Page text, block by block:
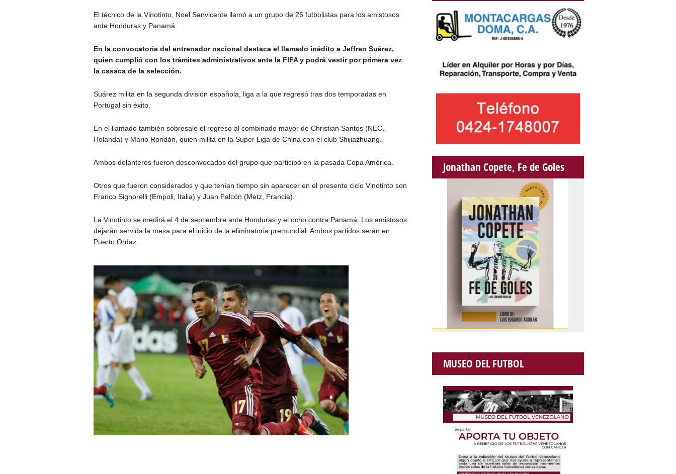
El técnico de la Vinotinto, Noel Sanvicente llamó a un grupo de 26 futbolistas para los amistosos
ante Honduras y Panamá.
En la convocatoria del entrenador nacional destaca el llamado inédito a Jeffren Suárez,
quien cumplió con los trámites administrativos ante la FIFA y podrá vestir por primera vez
la casaca de la selección.
Suárez milita en la segunda división española, liga a la que regresó tras dos temporadas en
Portugal sin éxito.
En el llamado también sobresale el regreso al combinado mayor de Christian Santos (NEC,
Holanda) y Mario Rondón, quien milita en la Super Liga de China con el club Shijiazhuang.
Ambos delanteros fueron desconvocados del grupo que participó en la pasada Copa América.
Otros que fueron considerados y que tenían tiempo sin aparecer en el presente ciclo Vinotinto son
Franco Signorelli (Empoli, Italia) y Juan Falcón (Metz, Francia).
La Vinotinto se medirá el 4 de septiembre ante Honduras y el ocho contra Panamá. Los amistosos
dejarán servida la mesa para el inicio de la eliminatoria premundial. Ambos partidos serán en
Puerto Ordaz.
Jonathan Copete, Fe de Goles
MUSEO DEL FUTBOL